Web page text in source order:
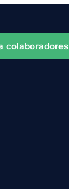
colaboradores